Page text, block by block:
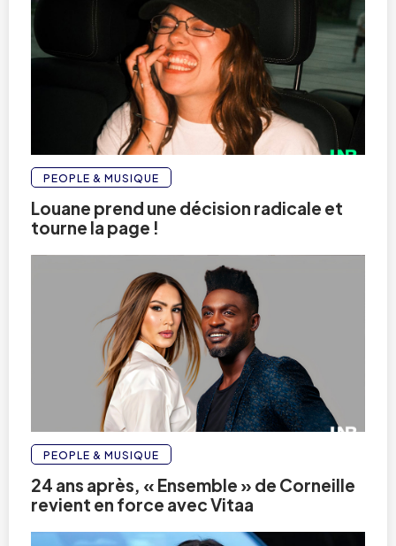
PEOPLE & MUSIQUE
Louane prend une décision radicale et
tourne la page !
PEOPLE & MUSIQUE
24 ans après, « Ensemble » de Corneille
revient en force avec Vitaa